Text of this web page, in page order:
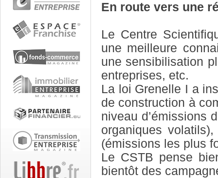
En route vers une
Le Centre
une meilleure
une sensibilisation
entreprises, etc.
La loi Grenelle I a
de construction à
niveau d’émissions
organiques
(émissions les plus
Le CSTB pense
bientôt des